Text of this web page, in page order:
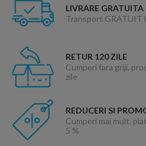
LIVRARE GRATUITA
Transport GRATUIT
RETUR 120 ZILE
Cumperi fara griji,
zile
REDUCERI SI
Cumperi mai mult,
5 %